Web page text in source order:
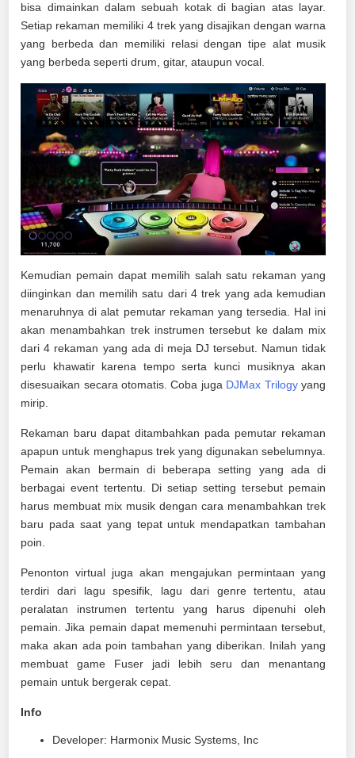
bisa dimainkan dalam sebuah kotak di bagian atas layar.
Setiap rekaman memiliki 4 trek yang disajikan dengan warna
yang berbeda dan memiliki relasi dengan tipe alat musik
yang berbeda seperti drum, gitar, ataupun vocal.
Kemudian pemain dapat memilih salah satu rekaman yang
diinginkan dan memilih satu dari 4 trek yang ada kemudian
menaruhnya di alat pemutar rekaman yang tersedia. Hal ini
akan menambahkan trek instrumen tersebut ke dalam mix
dari 4 rekaman yang ada di meja DJ tersebut. Namun tidak
perlu khawatir karena tempo serta kunci musiknya akan
disesuaikan secara otomatis. Coba juga DJMax Trilogyyang
mirip.
Rekaman baru dapat ditambahkan pada pemutar rekaman
apapun untuk menghapus trek yang digunakan sebelumnya.
Pemain akan bermain di beberapa setting yang ada di
berbagai event tertentu. Di setiap setting tersebut pemain
harus membuat mix musik dengan cara menambahkan trek
baru pada saat yang tepat untuk mendapatkan tambahan
poin.
Penonton virtual juga akan mengajukan permintaan yang
terdiri dari lagu spesifik, lagu dari genre tertentu, atau
peralatan instrumen tertentu yang harus dipenuhi oleh
pemain. Jika pemain dapat memenuhi permintaan tersebut,
maka akan ada poin tambahan yang diberikan. Inilah yang
membuat game Fuser jadi lebih seru dan menantang
pemain untuk bergerak cepat.
Info
Developer: Harmonix Music Systems, Inc